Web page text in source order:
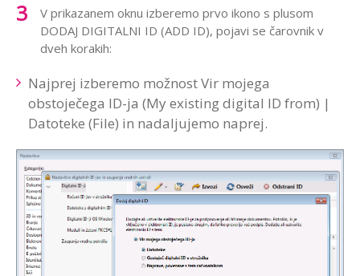
V prikazanem oknu izberemo prvo ikono s plusom
DODAJ DIGITALNI ID (ADD ID), pojavi se čarovnik v
dveh korakih:
Najprej izberemo možnost Vir mojega
obstoječega ID-ja (My existing digital ID from) |
Datoteke (File) in nadaljujemo naprej.